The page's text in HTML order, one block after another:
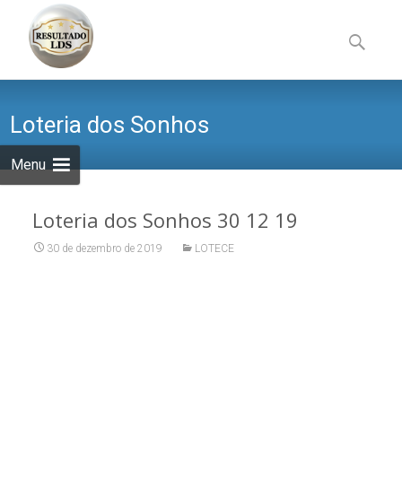
Menu
to
content
por:
Loteria dos Sonhos
Loteria dos Sonhos 30 12 19
30 de dezembro de 2019 LOTECE